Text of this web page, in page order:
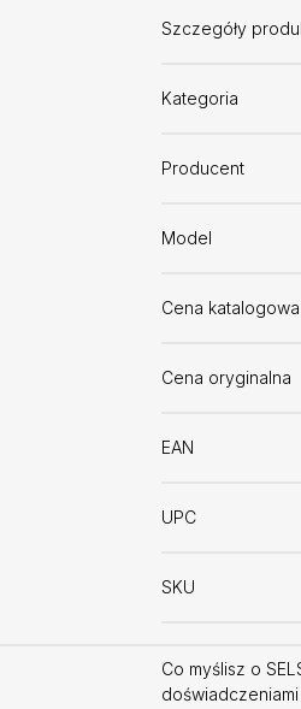
Szczegóły
Kategoria
Producent
Model
Cena katalogowa
Cena oryginalna
EAN
UPC
SKU
Co myślisz o